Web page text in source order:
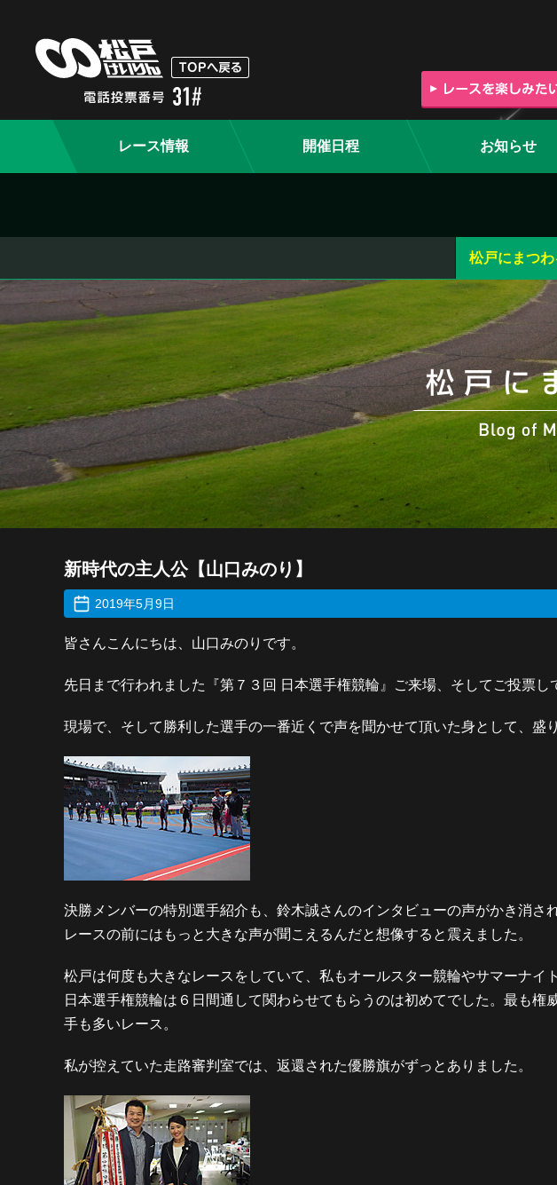
レース情報 開催日程 お知らせ
松戸にまつわ
新時代の主人公【山口みのり】
2019年5月9日
皆さんこんにちは、山口みのりです。
先日まで行われました『第７３回 日本選手権競輪』ご来場、そしてご投票し
現場で、そして勝利した選手の一番近くで声を聞かせて頂いた身として、盛
決勝メンバーの特別選手紹介も、鈴木誠さんのインタビューの声がかき消さ
レースの前にはもっと大きな声が聞こえるんだと想像すると震えました。
松戸は何度も大きなレースをしていて、私もオールスター競輪やサマーナイ
日本選手権競輪は６日間通して関わらせてもらうのは初めてでした。最も
手も多いレース。
私が控えていた走路審判室では、返還された優勝旗がずっとありました。